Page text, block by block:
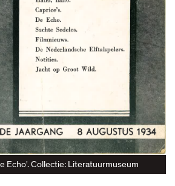
Echo'. Collectie: Literatuurmuseum